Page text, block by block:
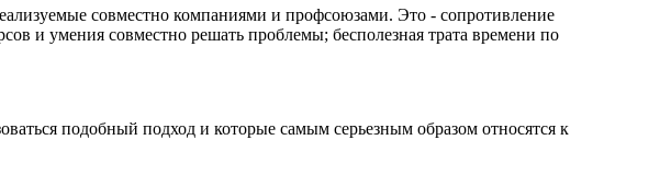
совместно компаниями и профсоюзами. Это - сопротивление
и умения совместно решать проблемы; бесполезная трата времени по
подобный подход и которые самым серьезным образом относятся к